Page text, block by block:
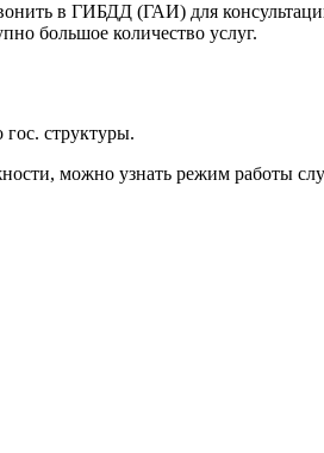
в ГИБДД (ГАИ) для
большое количество услуг.
структуры.
можно узнать режим работы